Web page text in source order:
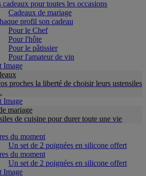
cadeaux pour toutes les occasions
Cadeaux de mariage
profil son cadeau
Pour le Chef
Pour l'hôte
Pour le pâtissier
Pour l'amateur de vin
proches la liberté de choisir leurs ustensiles
mariage
de cuisine pour durer toute une vie
du moment
Un set de 2 poignées en silicone offert
du moment
Un set de 2 poignées en silicone offert